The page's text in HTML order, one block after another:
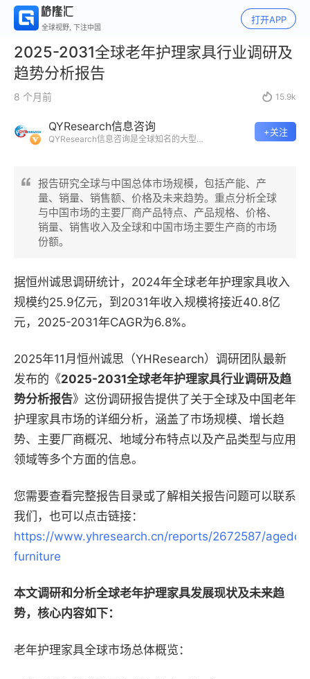
全球视野, 下注中国
打开APP
2025-2031全球老年护理家具行业调研及
趋势分析报告
8 个月前  15.9k
QYResearch信息咨询
QYResearch信息咨询是全球知名的大型
态势、发展现状及未来趋势。
+关注
报告研究全球与中国总体市场规模，包括产能、产
量、销量、销售额、价格及未来趋势。重点分析全球
与中国市场的主要厂商产品特点、产品规格、价格、
销量、销售收入及全球和中国市场主要生产商的市场
份额。
据恒州诚思调研统计，2024年全球老年护理家具收入
规模约25.9亿元，到2031年收入规模将接近40.8亿
元，2025-2031年CAGR为6.8%。
2025年11月恒州诚思（YHResearch）调研团队最新
发布的《2025-2031全球老年护理家具行业调研及趋
势分析报告》这份调研报告提供了关于全球及中国老年
护理家具市场的详细分析，涵盖了市场规模、增长趋
势、主要厂商概况、地域分布特点以及产品类型与应用
领域等多个方面的信息。
您需要查看完整报告目录或了解相关报告问题可以联系
我们，也可以点击链接：
https://www.yhresearch.cn/reports/2672587/
furniture
本文调研和分析全球老年护理家具发展现状及未来趋
势，核心内容如下：
老年护理家具全球市场总体概览：